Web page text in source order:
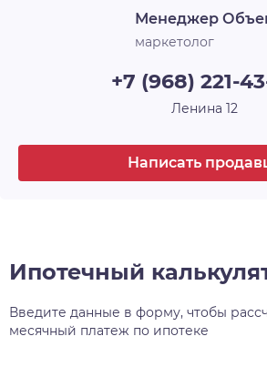
площадки выглядят
продолжают общую концепцию
Менеджер
маркетолог
+7 (968) 221-
Ленина 12
Написать
Ипотечный
Введите данные в форму, чтобы
месячный платеж по ипотеке